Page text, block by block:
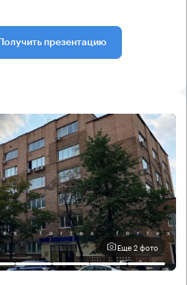
Получить презентацию
Еще 2 фото